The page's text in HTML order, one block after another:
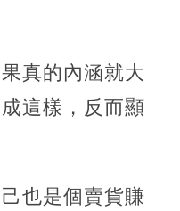
真的內涵就大
這樣，反而顯
也是個賣貨賺